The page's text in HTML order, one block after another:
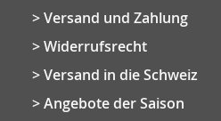
Versand und Zahlung
Widerrufsrecht
Versand in die Schweiz
Angebote der Saison